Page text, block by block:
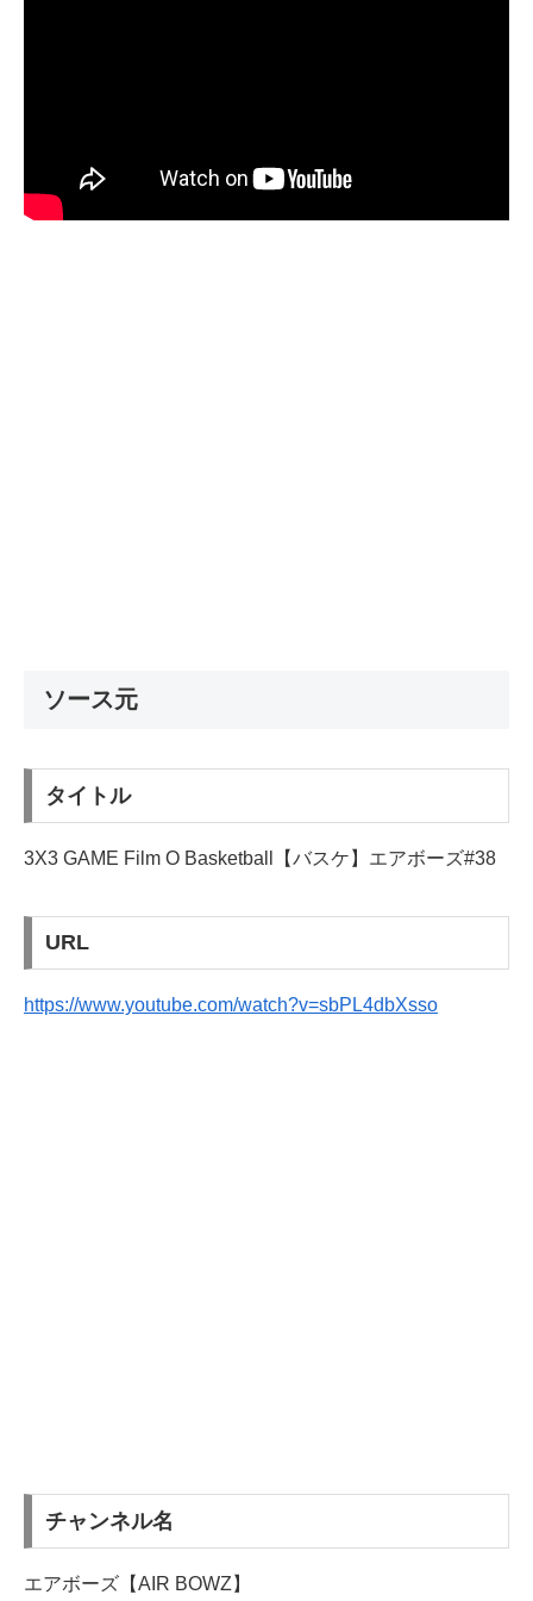
ソース元
タイトル
3X3 GAME Film O Basketball【バスケ】エアボーズ#38
URL
https://www.youtube.com/watch?v=sbPL4dbXsso
チャンネル名
エアボーズ【AIR BOWZ】